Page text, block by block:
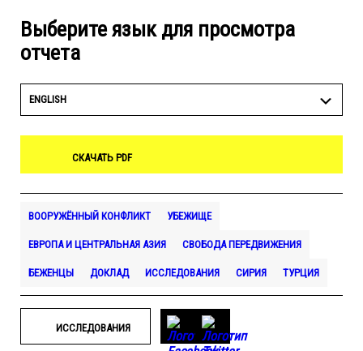
Выберите язык для просмотра
отчета
ENGLISH
СКАЧАТЬ PDF
ВООРУЖЁННЫЙ КОНФЛИКТ УБЕЖИЩЕ
ЕВРОПА И ЦЕНТРАЛЬНАЯ АЗИЯ СВОБОДА ПЕРЕДВИЖЕНИЯ
БЕЖЕНЦЫ ДОКЛАД ИССЛЕДОВАНИЯ СИРИЯ ТУРЦИЯ
ИССЛЕДОВАНИЯ